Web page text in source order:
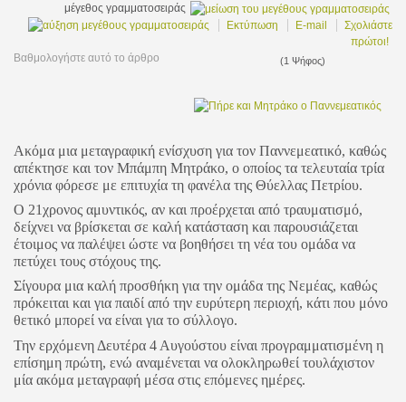
μέγεθος γραμματοσειράς
Εκτύπωση
E-mail
Σχολιάστε
πρώτοι!
Βαθμολογήστε αυτό το άρθρο
(1 Ψήφος)
Ακόμα μια μεταγραφική ενίσχυση για τον Παννεμεατικό, καθώς
απέκτησε και τον Μπάμπη Μητράκο, ο οποίος τα τελευταία τρία
χρόνια φόρεσε με επιτυχία τη φανέλα της Θύελλας Πετρίου.
Ο 21χρονος αμυντικός, αν και προέρχεται από τραυματισμό,
δείχνει να βρίσκεται σε καλή κατάσταση και παρουσιάζεται
έτοιμος να παλέψει ώστε να βοηθήσει τη νέα του ομάδα να
πετύχει τους στόχους της.
Σίγουρα μια καλή προσθήκη για την ομάδα της Νεμέας, καθώς
πρόκειται και για παιδί από την ευρύτερη περιοχή, κάτι που μόνο
θετικό μπορεί να είναι για το σύλλογο.
Την ερχόμενη Δευτέρα 4 Αυγούστου είναι προγραμματισμένη η
επίσημη πρώτη, ενώ αναμένεται να ολοκληρωθεί τουλάχιστον
μία ακόμα μεταγραφή μέσα στις επόμενες ημέρες.